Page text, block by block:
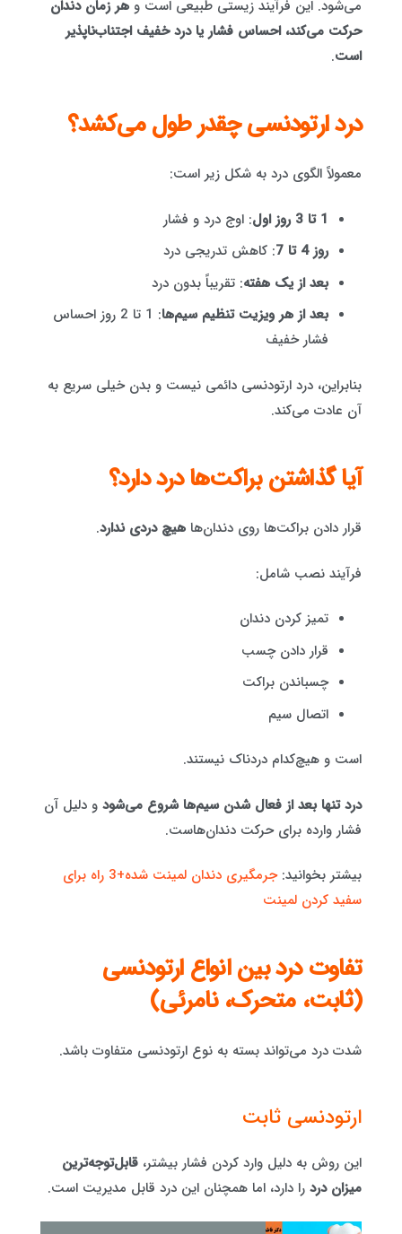
می‌شود. این فرآیند زیستی طبیعی است و هر زمان دندان
حرکت می‌کند، احساس فشار یا درد خفیف اجتناب‌ناپذیر
است.
درد ارتودنسی چقدر طول می‌کشد؟
معمولاً الگوی درد به شکل زیر است:
1 تا 3 روز اول
: اوج درد و فشار
روز 4 تا 7
: کاهش تدریجی درد
بعد از یک هفته: تقریباً بدون درد
بعد از هر ویزیت تنظیم سیم‌ها
: 1 تا 2 روز احساس
فشار خفیف
بنابراین، درد ارتودنسی دائمی نیست و بدن خیلی سریع به
آن عادت می‌کند.
آیا گذاشتن براکت‌ها درد دارد؟
قرار دادن براکت‌ها روی دندان‌ها هیچ دردی ندارد.
فرآیند نصب شامل:
تمیز کردن دندان
قرار دادن چسب
چسباندن براکت
اتصال سیم
است و هیچ‌کدام دردناک نیستند.
درد تنها بعد از فعال شدن سیم‌ها شروع می‌شود و دلیل آن
فشار وارده برای حرکت دندان‌هاست.
بیشتر بخوانید:
جرمگیری دندان لمینت شده+3 راه برای
سفید کردن لمینت
تفاوت درد بین انواع ارتودنسی
(ثابت، متحرک، نامرئی)
شدت درد می‌تواند بسته به نوع ارتودنسی متفاوت باشد.
ارتودنسی ثابت
این روش به دلیل وارد کردن فشار بیشتر، قابل‌توجه‌ترین
میزان درد را دارد، اما همچنان این درد قابل مدیریت است.